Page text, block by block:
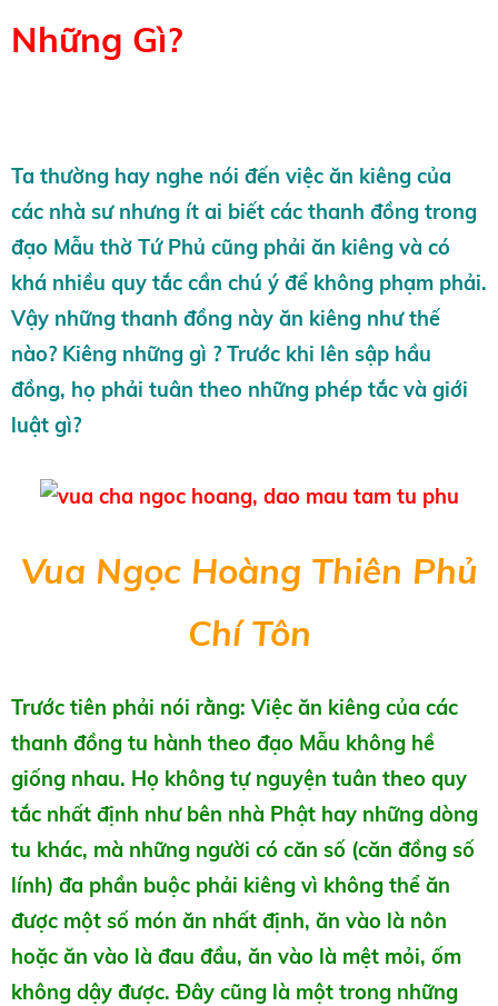
Những Gì?
Ta thường hay nghe nói đến việc ăn kiêng của
các nhà sư nhưng ít ai biết các thanh đồng trong
đạo Mẫu thờ Tứ Phủ cũng phải ăn kiêng và có
khá nhiều quy tắc cần chú ý để không phạm phải.
Vậy những thanh đồng này ăn kiêng như thế
nào? Kiêng những gì ? Trước khi lên sập hầu
đồng, họ phải tuân theo những phép tắc và giới
luật gì?
Vua Ngọc Hoàng Thiên Phủ
Chí Tôn
Trước tiên phải nói rằng: Việc ăn kiêng của các
thanh đồng tu hành theo đạo Mẫu không hề
giống nhau. Họ không tự nguyện tuân theo quy
tắc nhất định như bên nhà Phật hay những dòng
tu khác, mà những người có căn số (căn đồng số
lính) đa phần buộc phải kiêng vì không thể ăn
được một số món ăn nhất định, ăn vào là nôn
hoặc ăn vào là đau đầu, ăn vào là mệt mỏi, ốm
không dậy được. Đây cũng là một trong những